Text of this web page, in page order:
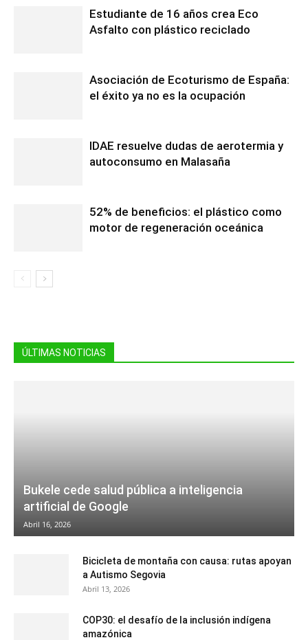
Estudiante de 16 años crea Eco
Asfalto con plástico reciclado
Asociación de Ecoturismo de España:
el éxito ya no es la ocupación
IDAE resuelve dudas de aerotermia y
autoconsumo en Malasaña
52% de beneficios: el plástico como
motor de regeneración oceánica
ÚLTIMAS NOTICIAS
Bukele cede salud pública a inteligencia
artificial de Google
Abril 16, 2026
Bicicleta de montaña con causa: rutas apoyan
a Autismo Segovia
Abril 13, 2026
COP30: el desafío de la inclusión indígena
amazónica